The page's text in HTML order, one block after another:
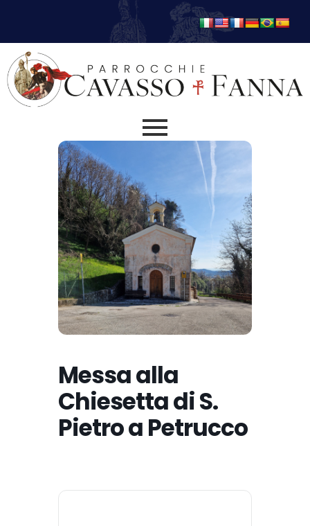
Messa alla
Chiesetta di S.
Pietro a Petrucco